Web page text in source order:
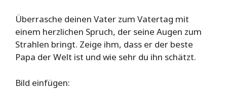
Überrasche deinen Vater zum Vatertag mit
einem herzlichen Spruch, der seine Augen zum
Strahlen bringt. Zeige ihm, dass er der beste
Papa der Welt ist und wie sehr du ihn schätzt.
Bild einfügen: